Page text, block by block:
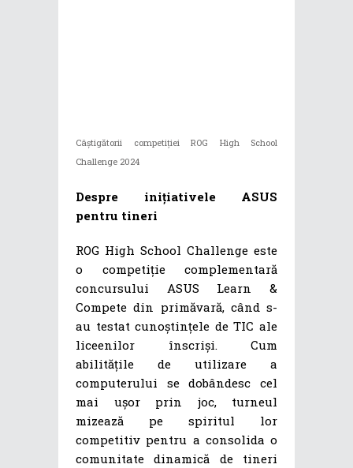
Câștigătorii competiției ROG High School
Challenge 2024
Despre inițiativele ASUS
pentru tineri
ROG High School Challenge este
o competiție complementară
concursului ASUS Learn &
Compete din primăvară, când s-
au testat cunoștințele de TIC ale
liceenilor înscriși. Cum
abilitățile de utilizare a
computerului se dobândesc cel
mai ușor prin joc, turneul
mizează pe spiritul lor
competitiv pentru a consolida o
comunitate dinamică de tineri